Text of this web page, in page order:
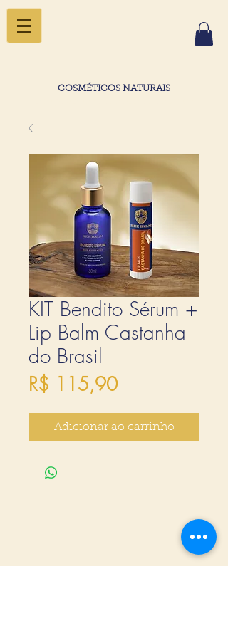
COSMÉTICOS NATURAIS
KIT Bendito Sérum +
Lip Balm Castanha
do Brasil
R$ 115,90Preço
Adicionar ao carrinho